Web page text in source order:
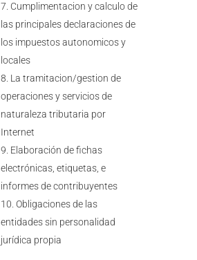
Cumplimentacion y calculo de
las principales declaraciones de
los impuestos autonomicos y
locales
La tramitacion/gestion de
operaciones y servicios de
naturaleza tributaria por
Internet
Elaboración de fichas
electrónicas, etiquetas, e
informes de contribuyentes
Obligaciones de las
entidades sin personalidad
jurídica propia